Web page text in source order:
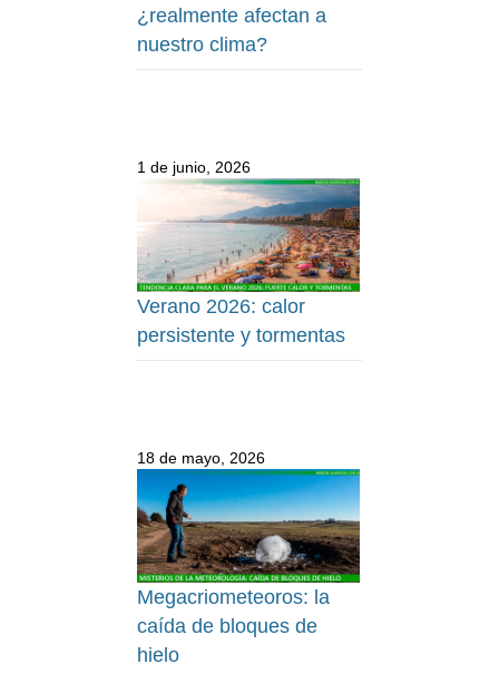
¿realmente afectan a
nuestro clima?
1 de junio, 2026
Verano 2026: calor
persistente y tormentas
18 de mayo, 2026
Megacriometeoros: la
caída de bloques de
hielo